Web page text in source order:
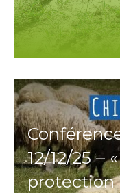
12/12/25 –
protection